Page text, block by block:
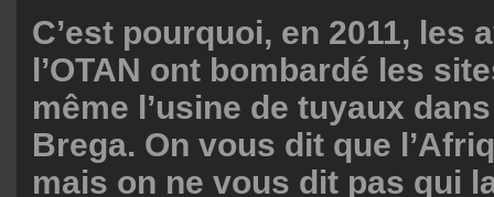
C’est pourquoi, en 2011, les
l’OTAN ont bombardé les
même l’usine de tuyaux
Brega. On vous dit que
mais on ne vous dit pas qui